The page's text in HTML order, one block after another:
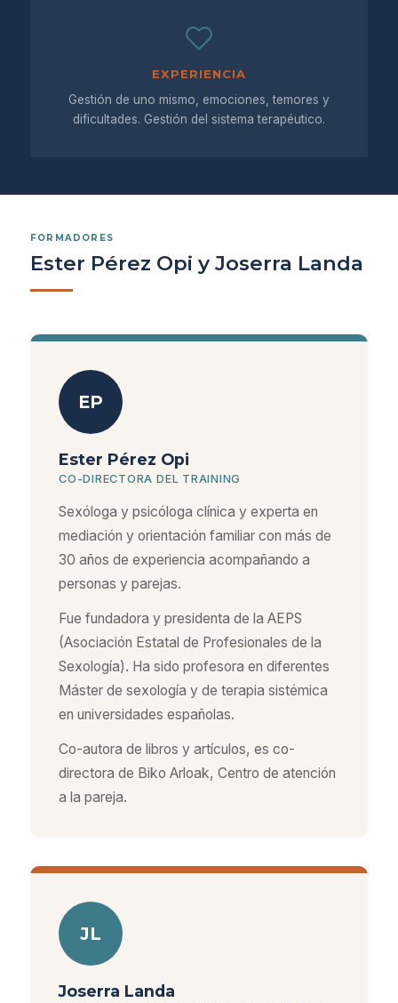
EXPERIENCIA
Gestión de uno mismo, emociones, temores y
dificultades. Gestión del sistema terapéutico.
FORMADORES
Ester Pérez Opi y Joserra Landa
EP
Ester Pérez Opi
CO-DIRECTORA DEL TRAINING
Sexóloga y psicóloga clínica y experta en
mediación y orientación familiar con más de
30 años de experiencia acompañando a
personas y parejas.
Fue fundadora y presidenta de la AEPS
(Asociación Estatal de Profesionales de la
Sexología). Ha sido profesora en diferentes
Máster de sexología y de terapia sistémica
en universidades españolas.
Co-autora de libros y artículos, es co-
directora de Biko Arloak, Centro de atención
a la pareja.
JL
Joserra Landa